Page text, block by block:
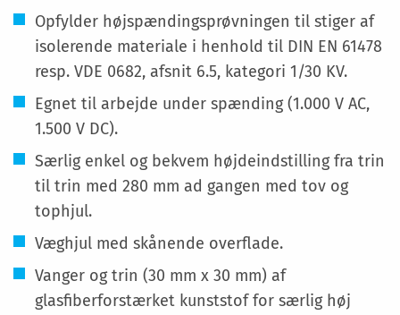
Opfylder højspændingsprøvningen til stiger af
isolerende materiale i henhold til DIN EN 61478
resp. VDE 0682, afsnit 6.5, kategori 1/30 KV.
Egnet til arbejde under spænding (1.000 V AC,
1.500 V DC).
Særlig enkel og bekvem højdeindstilling fra trin
til trin med 280 mm ad gangen med tov og
tophjul.
Væghjul med skånende overflade.
Vanger og trin (30 mm x 30 mm) af
glasfiberforstærket kunststof for særlig høj